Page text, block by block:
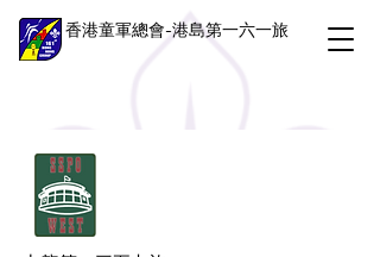
香港童軍總會-港島第一六一旅